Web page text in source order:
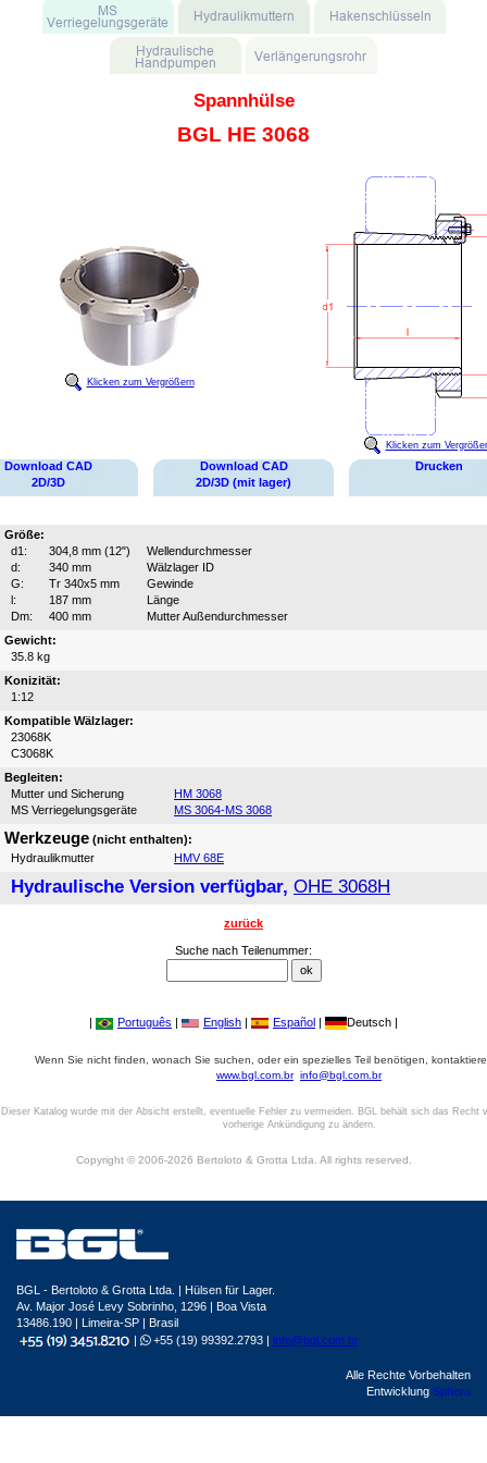
Spannhülse
BGL HE 3068
Klicken zum Vergrößern
Klicken zum
Download CAD
2D/3D
Download CAD
2D/3D (mit lager)
Drucken
Größe:
d1:
304,8 mm (12")
Wellendurchmesser
d:
340 mm
Wälzlager ID
G:
Tr 340x5 mm
Gewinde
l:
187 mm
Länge
Dm:
400 mm
Mutter Außendurchmesser
Gewicht:
35.8 kg
Konizität:
1:12
Kompatible Wälzlager:
23068K
C3068K
Begleiten:
Mutter und Sicherung
HM 3068
MS Verriegelungsgeräte
MS 3064-MS 3068
Werkzeuge (nicht enthalten):
Hydraulikmutter
HMV 68E
Hydraulische Version verfügbar, OHE 3068H
zurück
Suche nach Teilenummer:
| Português | English | Español | Deutsch |
Wenn Sie nicht finden, wonach Sie suchen, oder ein spezielles Teil benötigen,
www.bgl.com.br info@bgl.com.br
Dieser Katalog wurde mit der Absicht erstellt, eventuelle Fehler zu vermeiden. BGL behält sich das Recht
vorherige Ankündigung zu ändern.
Copyright © 2006-2026 Bertoloto & Grotta Ltda. All rights reserved.
BGL - Bertoloto & Grotta Ltda. | Hülsen für Lager.
Av. Major José Levy Sobrinho, 1296 | Boa Vista
13486.190 | Limeira-SP | Brasil
|
+55 (19) 99392.2793 | info@bgl.com.br
Alle Rechte Vorbehalten
Entwicklung Sphera